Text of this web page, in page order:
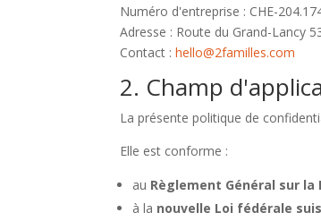
Numéro d'entreprise : CHE-
Adresse : Route du Grand-Lancy
Contact :hello@2familles.com
2. Champ
La présente politique de
Elle est conforme :
au Règlement Général sur la
à la nouvelle Loi fédérale